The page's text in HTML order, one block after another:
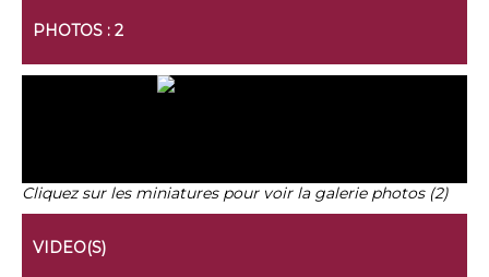
PHOTOS : 2
Cliquez sur les miniatures pour voir la galerie photos (2)
VIDEO(S)